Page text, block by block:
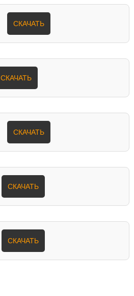
СКАЧАТЬ
СКАЧАТЬ
СКАЧАТЬ
СКАЧАТЬ
СКАЧАТЬ